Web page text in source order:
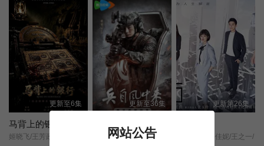
第09集
第11集 第12集 第13集
第14集 第15集 第16集
第17集 第18集 第19集
第20集 第21集 第22集
更新至6集
马背上的银行
更新至36集
兵自风中来
更新第26集
奚望/张陆/鲁佳妮/王之一/
网站公告